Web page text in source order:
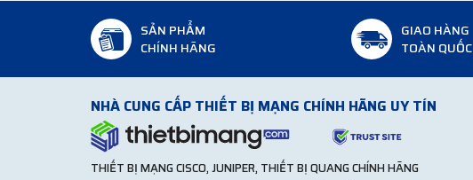
SẢN PHẨM
CHÍNH HÃNG
GIAO HÀNG
TOÀN QUỐC
NHÀ CUNG CẤP THIẾT BỊ MẠNG CHÍNH HÃNG UY TÍN
THIẾT BỊ MẠNG CISCO, JUNIPER, THIẾT BỊ QUANG CHÍNH HÃNG